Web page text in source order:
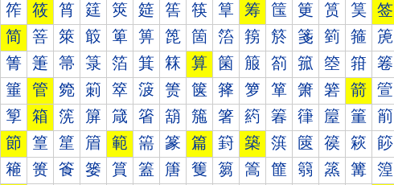
筰 筱 筲 筳 筴 筵 筶 筷 筸 筹 筺 筻 筼 筽 签
简 箁 箂 箃 箄 箅 箆 箇 箈 箉 箊 箋 箌 箍 箎
箐 箑 箒 箓 箔 箕 箖 算 箘 箙 箚 箛 箜 箝 箞
箠 管 箢 箣 箤 箥 箦 箧 箨 箩 箪 箫 箬 箭 箮
箰 箱 箲 箳 箴 箵 箶 箷 箸 箹 箺 箻 箼 箽 箾
節 篁 篂 篃 範 篅 篆 篇 篈 築 篊 篋 篌 篍 篎
篐 篑 篒 篓 篔 篕 篖 篗 篘 篙 篚 篛 篜 篝 篞